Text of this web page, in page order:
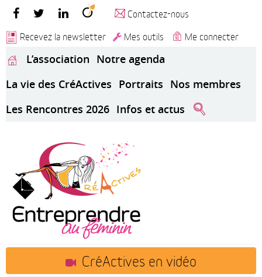
Contactez-nous
Recevez la newsletter
Mes outils Me connecter
L’association Notre agenda
La vie des CréActives Portraits Nos membres
Les Rencontres 2026 Infos et actus
CréActives en vidéo